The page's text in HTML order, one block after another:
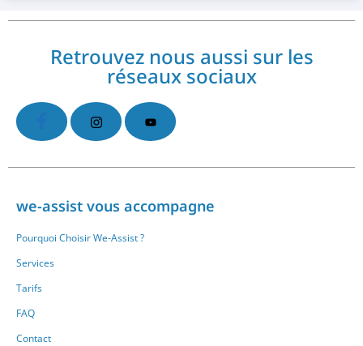
Retrouvez nous aussi sur les
réseaux sociaux
we-assist vous accompagne
Pourquoi Choisir We-Assist ?
Services
Tarifs
FAQ
Contact